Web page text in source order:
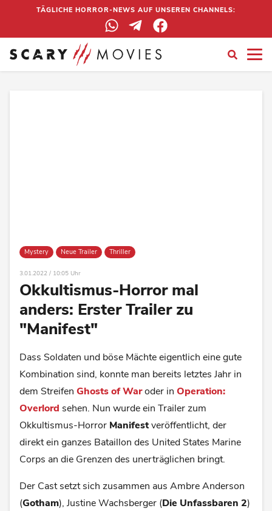
TÄGLICHE HORROR-NEWS AUF UNSEREN CHANNELS:
Mystery Neue Trailer Thriller
3.01.2022 / 10:05 Uhr
Okkultismus-Horror mal
anders: Erster Trailer zu
"Manifest"
Dass Soldaten und böse Mächte eigentlich eine gute
Kombination sind, konnte man bereits letztes Jahr in
dem Streifen Ghosts of Waroder in Operation:
Overlord sehen. Nun wurde ein Trailer zum
Okkultismus-Horror Manifestveröffentlicht, der
direkt ein ganzes Bataillon des United States Marine
Corps an die Grenzen des unerträglichen bringt.
Der Cast setzt sich zusammen aus Ambre Anderson
(Gotham), Justine Wachsberger (Die Unfassbaren 2)